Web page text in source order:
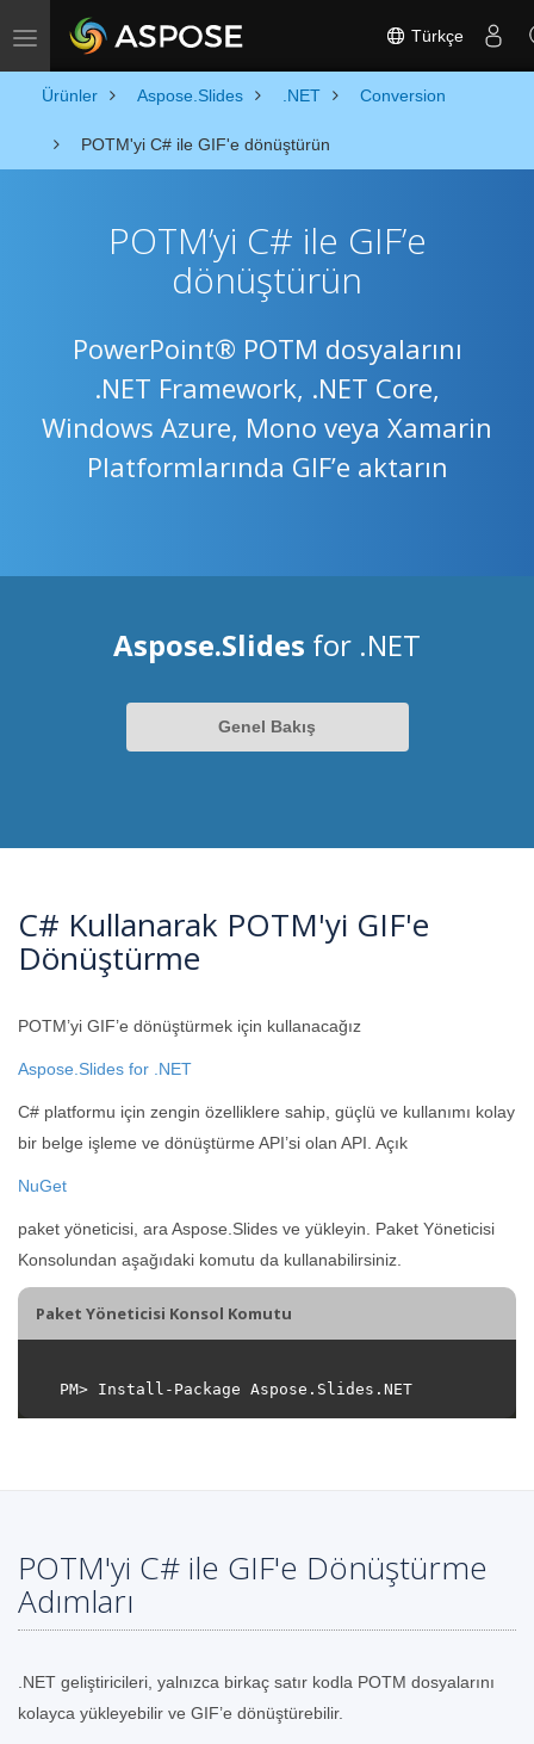
Toggle navigation Türkçe
Ürünler Aspose.Slides .NET Conversion
POTM'yi C# ile GIF'e dönüştürün
POTM’yi C# ile GIF’e
dönüştürün
PowerPoint® POTM dosyalarını
.NET Framework, .NET Core,
Windows Azure, Mono veya Xamarin
Platformlarında GIF’e aktarın
Aspose.Slides for .NET
Genel Bakış
C# Kullanarak POTM'yi GIF'e
Dönüştürme
POTM’yi GIF’e dönüştürmek için kullanacağız
Aspose.Slides for .NET
C# platformu için zengin özelliklere sahip, güçlü ve kullanımı kolay
bir belge işleme ve dönüştürme API’si olan API. Açık
NuGet
paket yöneticisi, ara Aspose.Slides ve yükleyin. Paket Yöneticisi
Konsolundan aşağıdaki komutu da kullanabilirsiniz.
Paket Yöneticisi Konsol Komutu
POTM'yi C# ile GIF'e Dönüştürme
Adımları
.NET geliştiricileri, yalnızca birkaç satır kodla POTM dosyalarını
kolayca yükleyebilir ve GIF’e dönüştürebilir.